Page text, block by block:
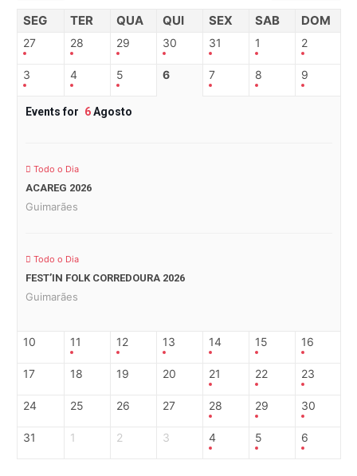
SEG TER QUA QUI SEX SAB DOM
27 28 29 30 31 1 2
3 4 5 6 7 8 9
Events for 6Agosto
Todo o Dia
ACAREG 2026
Guimarães
Todo o Dia
FEST’IN FOLK CORREDOURA 2026
Guimarães
10 11 12 13 14 15 16
17 18 19 20 21 22 23
24 25 26 27 28 29 30
31 1 2 3 4 5 6